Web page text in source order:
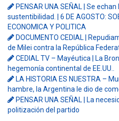
PENSAR UNA SEÑAL | Se
sustentibilidad. | 6 DE AGOSTO:
ECONOMICA Y POLITICA
DOCUMENTO CEDIAL |
de Milei contra la República
CEDIAL TV – Mayéutica | La
hegemonía continental de EE.UU..
LA HISTORIA ES NUESTRA –
hambre, la Argentina le dio de
PENSAR UNA SEÑAL | La
politización del partido